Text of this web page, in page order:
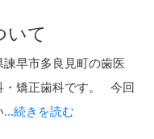
いて
早市多良見町の歯医
矯正歯科です。 今回
...続きを読む